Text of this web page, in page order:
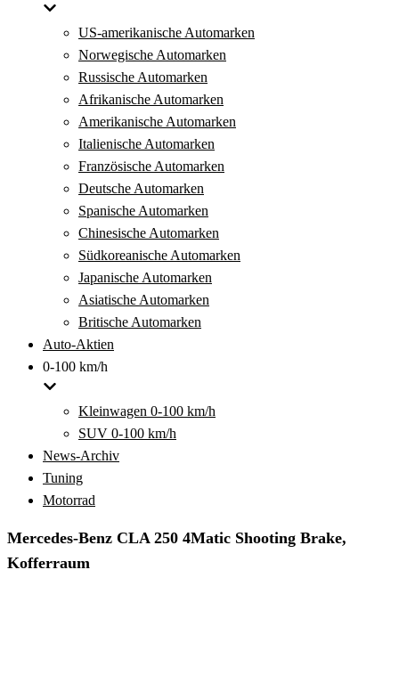
US-amerikanische Automarken
Norwegische Automarken
Russische Automarken
Afrikanische Automarken
Amerikanische Automarken
Italienische Automarken
Französische Automarken
Deutsche Automarken
Spanische Automarken
Chinesische Automarken
Südkoreanische Automarken
Japanische Automarken
Asiatische Automarken
Britische Automarken
Auto-Aktien
0-100 km/h
Kleinwagen 0-100 km/h
SUV 0-100 km/h
News-Archiv
Tuning
Motorrad
Mercedes-Benz CLA 250 4Matic Shooting Brake,
Kofferraum